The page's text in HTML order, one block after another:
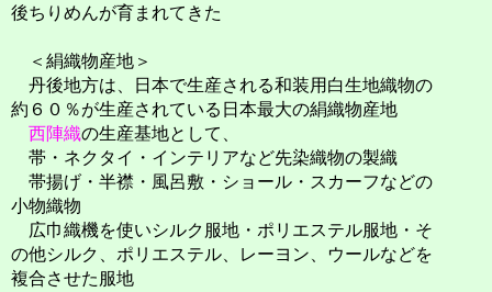
後ちりめんが育まれてきた
＜絹織物産地＞
丹後地方は、日本で生産される和装用白生地織物の
約６０％が生産されている日本最大の絹織物産地
西陣織の生産基地として、
帯・ネクタイ・インテリアなど先染織物の製織
帯揚げ・半襟・風呂敷・ショール・スカーフなどの
小物織物
広巾織機を使いシルク服地・ポリエステル服地・そ
の他シルク、ポリエステル、レーヨン、ウールなどを
複合させた服地